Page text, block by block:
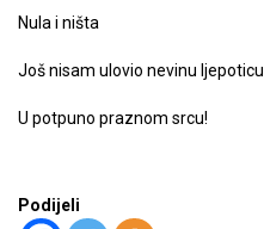
Nula i ništa
Još nisam ulovio nevinu ljepoticu
U potpuno praznom srcu!
Podijeli